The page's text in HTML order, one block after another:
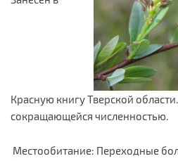
Красную книгу Тверской
сокращающейся численностью.
Местообитание: Переходные